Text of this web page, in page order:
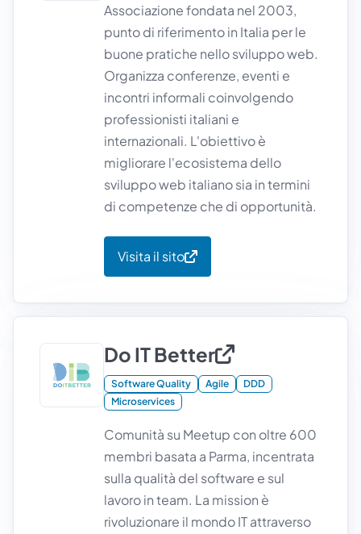
Associazione fondata nel 2003,
punto di riferimento in Italia per le
buone pratiche nello sviluppo web.
Organizza conferenze, eventi e
incontri informali coinvolgendo
professionisti italiani e
internazionali. L'obiettivo è
migliorare l'ecosistema dello
sviluppo web italiano sia in termini
di competenze che di opportunità.
Visita il sito
Do IT Better
Software Quality Agile
DDD
Microservices
Comunità su Meetup con oltre 600
membri basata a Parma, incentrata
sulla qualità del software e sul
lavoro in team. La mission è
rivoluzionare il mondo IT attraverso